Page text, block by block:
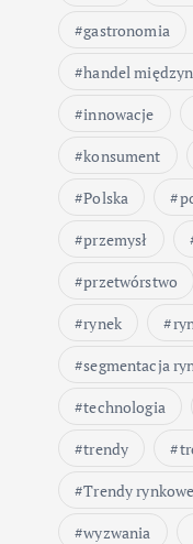
gastronomia
handel
innowacje
konsument
Polska
przemysł
przetwórstwo
rynek
segmentacja
technologia
trendy
Trendy rynkowe
wyzwania